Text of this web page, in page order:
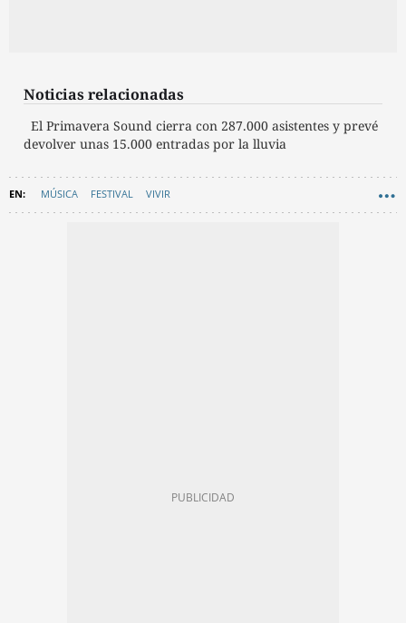
Noticias relacionadas
El Primavera Sound cierra con 287.000 asistentes y prevé
devolver unas 15.000 entradas por la lluvia
MÚSICA FESTIVAL VIVIR